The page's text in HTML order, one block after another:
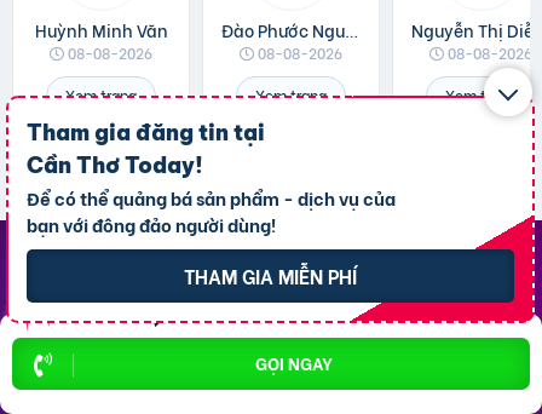
GỌI NGAY
Tham gia đăng tin tại
Cần Thơ Today!
Để có thể quảng bá sản phẩm - dịch vụ của
bạn với đông đảo người dùng!
THAM GIA MIỄN PHÍ
Huỳnh Minh Văn
08-08-2026
Xem trang
Đào Phước Nguyên
08-08-2026
Xem trang
08-08-2026
Xem trang
Top Khu Vực Nổi Bật
P. Ninh Kiều
P. An Bình
P. Bình Thủy
P. Cái Răng